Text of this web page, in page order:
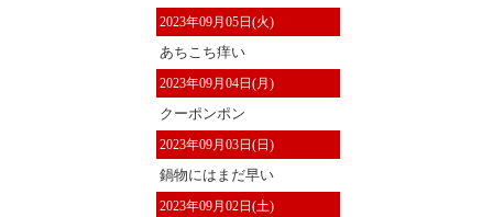
2023年09月05日(火)
あちこち痒い
2023年09月04日(月)
クーポンポン
2023年09月03日(日)
鍋物にはまだ早い
2023年09月02日(土)